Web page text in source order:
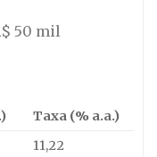
50 mil
Taxa (% a.a.)
11,22